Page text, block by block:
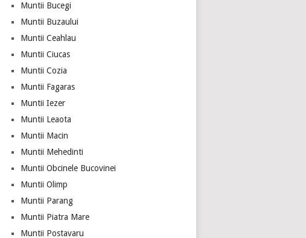
Muntii Bucegi
Muntii Buzaului
Muntii Ceahlau
Muntii Ciucas
Muntii Cozia
Muntii Fagaras
Muntii Iezer
Muntii Leaota
Muntii Macin
Muntii Mehedinti
Muntii Obcinele Bucovinei
Muntii Olimp
Muntii Parang
Muntii Piatra Mare
Muntii Postavaru